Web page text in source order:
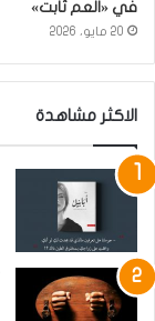
في «العم ثابت»
20 مايو، 2026
الاكثر مشاهدة